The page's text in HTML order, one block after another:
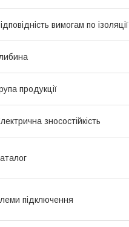
вимогам по ізоляції
продукції
зносостійкість
підключення